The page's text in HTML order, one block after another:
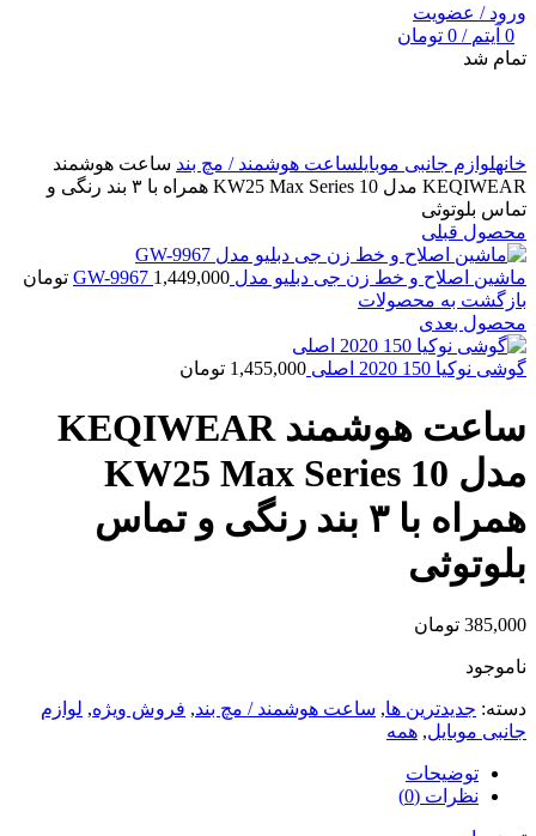
ورود / عضویت
0 آیتم /
0 تومان
تمام شد
خانهلوازم جانبی موبایلساعت هوشمند / مچ بند ساعت هوشمند
KEQIWEAR مدل KW25 Max Series 10 همراه با ۳ بند رنگی و
تماس بلوتوثی
محصول قبلی
ماشین اصلاح و خط زن جی دبلیو مدل GW-9967 1,449,000
تومان
بازگشت به محصولات
محصول بعدی
گوشی نوکیا 150 2020 اصلی 1,455,000 تومان
ساعت هوشمند KEQIWEAR
مدل KW25 Max Series 10
همراه با ۳ بند رنگی و تماس
بلوتوثی
385,000 تومان
ناموجود
دسته: جدیدترین ها, ساعت هوشمند / مچ بند, فروش ویژه, لوازم
جانبی موبایل, همه
توضیحات
نظرات (0)